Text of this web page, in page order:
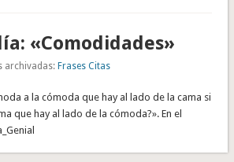
«Comodidades»
archivadas: Frases Citas
a la cómoda que hay al lado de la cama si
que hay al lado de la cómoda?». En el